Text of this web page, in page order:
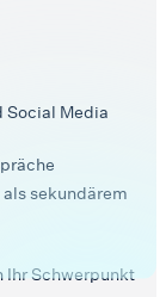
Social Media
sekundärem
Ihr Schwerpunkt